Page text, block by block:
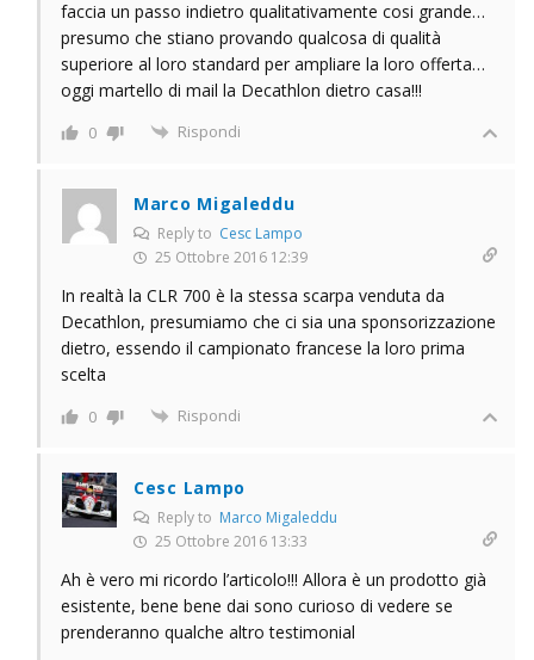
faccia un passo indietro qualitativamente cosi grande…
presumo che stiano provando qualcosa di qualità
superiore al loro standard per ampliare la loro offerta…
oggi martello di mail la Decathlon dietro casa!!!
0 Rispondi
Marco Migaleddu
Reply to Cesc Lampo
25 Ottobre 2016 12:39
In realtà la CLR 700 è la stessa scarpa venduta da
Decathlon, presumiamo che ci sia una sponsorizzazione
dietro, essendo il campionato francese la loro prima
scelta
0 Rispondi
Cesc Lampo
Reply to Marco Migaleddu
25 Ottobre 2016 13:33
Ah è vero mi ricordo l’articolo!!! Allora è un prodotto già
esistente, bene bene dai sono curioso di vedere se
prenderanno qualche altro testimonial